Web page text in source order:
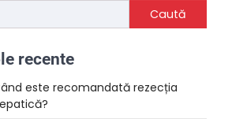
Caută
recente
este recomandată rezecția